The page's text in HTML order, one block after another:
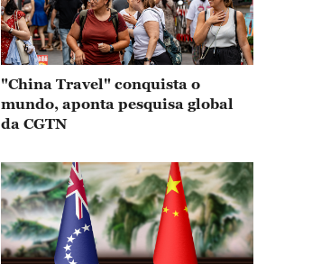
"China Travel" conquista o
mundo, aponta pesquisa global
da CGTN